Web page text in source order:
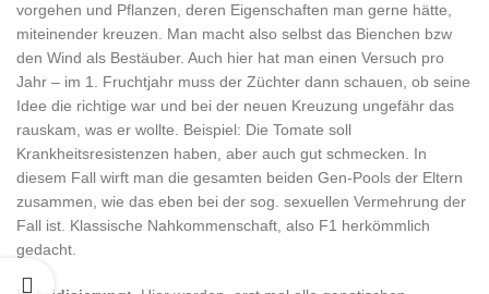
vorgehen und Pflanzen, deren Eigenschaften man gerne hätte,
miteinender kreuzen. Man macht also selbst das Bienchen bzw
den Wind als Bestäuber. Auch hier hat man einen Versuch pro
Jahr – im 1. Fruchtjahr muss der Züchter dann schauen, ob seine
Idee die richtige war und bei der neuen Kreuzung ungefähr das
rauskam, was er wollte. Beispiel: Die Tomate soll
Krankheitsresistenzen haben, aber auch gut schmecken. In
diesem Fall wirft man die gesamten beiden Gen-Pools der Eltern
zusammen, wie das eben bei der sog. sexuellen Vermehrung der
Fall ist. Klassische Nahkommenschaft, also F1 herkömmlich
gedacht.